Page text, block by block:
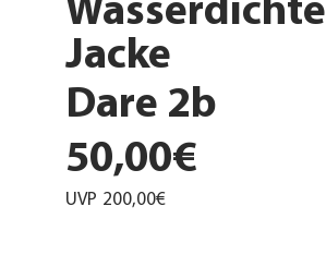
Wasserdichte
Jacke
Dare 2b
50,00€
UVP 200,00€